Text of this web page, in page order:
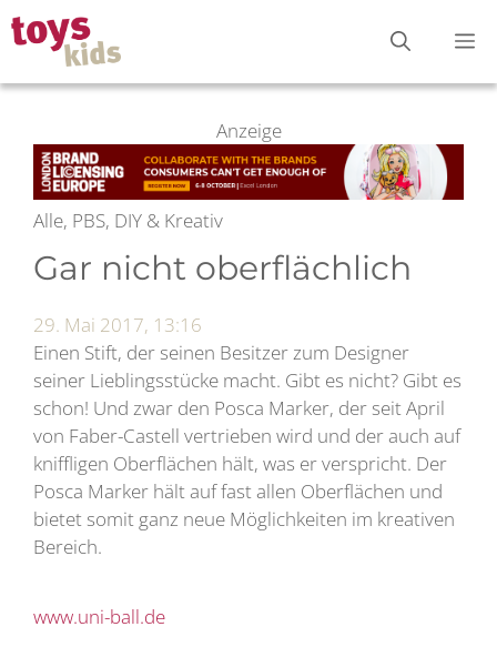
Zum
Inhalt
springen
Anzeige
Alle, PBS, DIY & Kreativ
Gar nicht oberflächlich
29. Mai 2017, 13:16
Einen Stift, der seinen Besitzer zum Designer
seiner Lieblingsstücke macht. Gibt es nicht? Gibt es
schon! Und zwar den Posca Marker, der seit April
von Faber-Castell vertrieben wird und der auch auf
kniffligen Oberflächen hält, was er verspricht. Der
Posca Marker hält auf fast allen Oberflächen und
bietet somit ganz neue Möglichkeiten im kreativen
Bereich.
www.uni-ball.de